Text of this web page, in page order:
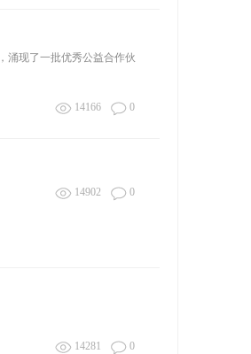
涌现了一批优秀公益合作伙
14166 0
14902 0
14281 0